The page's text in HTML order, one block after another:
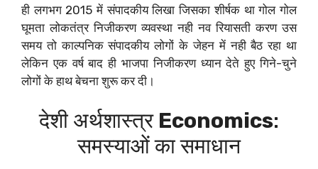
ही लगभग 2015 में संपादकीय लिखा जिसका शीर्षक था गोल गोल
घूमता लोकतंत्र निजीकरण व्यवस्था नही नव रियासती करण उस
समय तो काल्पनिक संपादकीय लोगों के जेहन में नही बैठ रहा था
लेकिन एक वर्ष बाद ही भाजपा निजीकरण ध्यान देते हुए गिने-चुने
लोगों के हाथ बेचना शुरू कर दी।
देशी अर्थशास्त्र Economics:
समस्याओं का समाधान